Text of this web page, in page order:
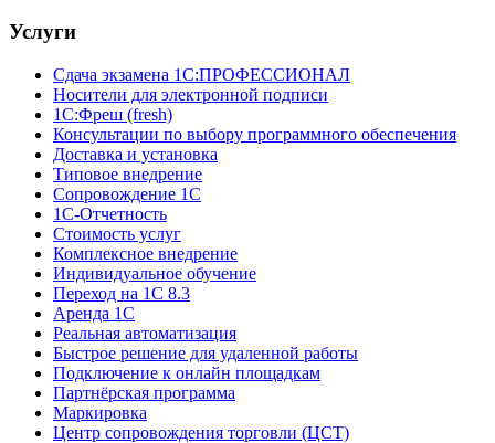
Услуги
Сдача экзамена 1С:ПРОФЕССИОНАЛ
Носители для электронной подписи
1С:Фреш (fresh)
Консультации по выбору программного обеспечения
Доставка и установка
Типовое внедрение
Сопровождение 1С
1С-Отчетность
Стоимость услуг
Комплексное внедрение
Индивидуальное обучение
Переход на 1С 8.3
Аренда 1С
Реальная автоматизация
Быстрое решение для удаленной работы
Подключение к онлайн площадкам
Партнёрская программа
Маркировка
Центр сопровождения торговли (ЦСТ)